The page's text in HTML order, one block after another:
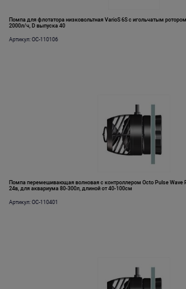
Помпа для флотатора низковольтная VarioS 6S с игольчатым
2000л/ч, D выпуска 40
Артикул: OC-110106
Помпа перемешивающая волновая с контроллером Octo Pulse Wave
24в, для аквариума 80-300л, длиной от 40-100см
Артикул: OC-110401